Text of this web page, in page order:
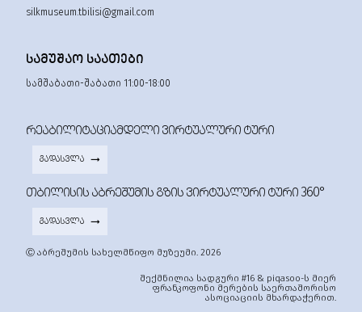
silkmuseum.tbilisi@gmail.com
ᲡᲐᲛᲣᲨᲐᲝ ᲡᲐᲐᲗᲔᲑᲘ
სამშაბათი-შაბათი 11:00-18:00
ᲠᲔᲐᲑᲘᲚᲘᲢᲐᲪᲘᲐᲛᲓᲔᲚᲘ ᲕᲘᲠᲢᲣᲐᲚᲣᲠᲘ ᲢᲣᲠᲘ
ᲒᲐᲓᲐᲡᲕᲚᲐ
ᲗᲑᲘᲚᲘᲡᲘᲡ ᲐᲑᲠᲔᲨᲣᲛᲘᲡ ᲒᲖᲘᲡ ᲕᲘᲠᲢᲣᲐᲚᲣᲠᲘ ᲢᲣᲠᲘ 360°
ᲒᲐᲓᲐᲡᲕᲚᲐ
Ⓒ აბრეშუმის სახელმწიფო მუზეუმი. 2026
შექმნილია სადგური #16 & piqasoo-ს მიერ
ფრანკოფონი მერების საერთაშორისო
ასოციაციის მხარდაჭერით.